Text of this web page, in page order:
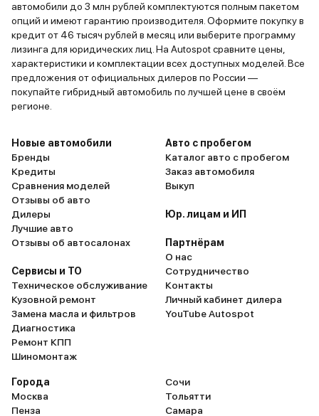
автомобили до 3 млн рублей комплектуются полным пакетом
опций и имеют гарантию производителя. Оформите покупку в
кредит от 46 тысяч рублей в месяц или выберите программу
лизинга для юридических лиц. На Autospot сравните цены,
характеристики и комплектации всех доступных моделей. Все
предложения от официальных дилеров по России —
покупайте гибридный автомобиль по лучшей цене в своём
регионе.
Новые автомобили
Бренды
Кредиты
Сравнения моделей
Отзывы об авто
Дилеры
Лучшие авто
Отзывы об автосалонах
Сервисы и ТО
Техническое обслуживание
Кузовной ремонт
Замена масла и фильтров
Диагностика
Ремонт КПП
Шиномонтаж
Авто с пробегом
Каталог авто с пробегом
Заказ автомобиля
Выкуп
Юр. лицам и ИП
Партнёрам
О нас
Сотрудничество
Контакты
Личный кабинет дилера
YouTube Autospot
Города
Москва
Пенза
Сочи
Тольятти
Самара